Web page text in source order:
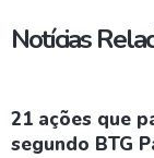
Notícias
21 ações que
segundo BTG